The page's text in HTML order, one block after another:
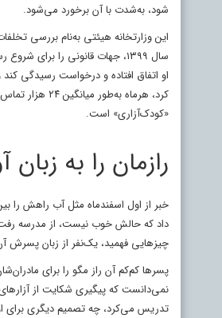
شود، به‌شدت با آن برخورد می‌شود.
این وزارتخانه هیئتی به‌نام بررسی
سال ۱۳۹۹، جهات قانونی را
او اتفاق افتاده و درخواست رسیدگی
«کودک‌آزاری» است.
رازمان را به زبان
خبر از اول اسفندماه مثل آب راهش را
داد که حالش خوب نیست، از مدرسه رفت
چیزهایی فهمید، یک‌نفر از زبان پسرش
پسرها کم‌کم آن راز مگو را برای
نمی‌دانست که پیگیری شکایت از
تدریس می‌کرد، چه تصمیم دیگری برای